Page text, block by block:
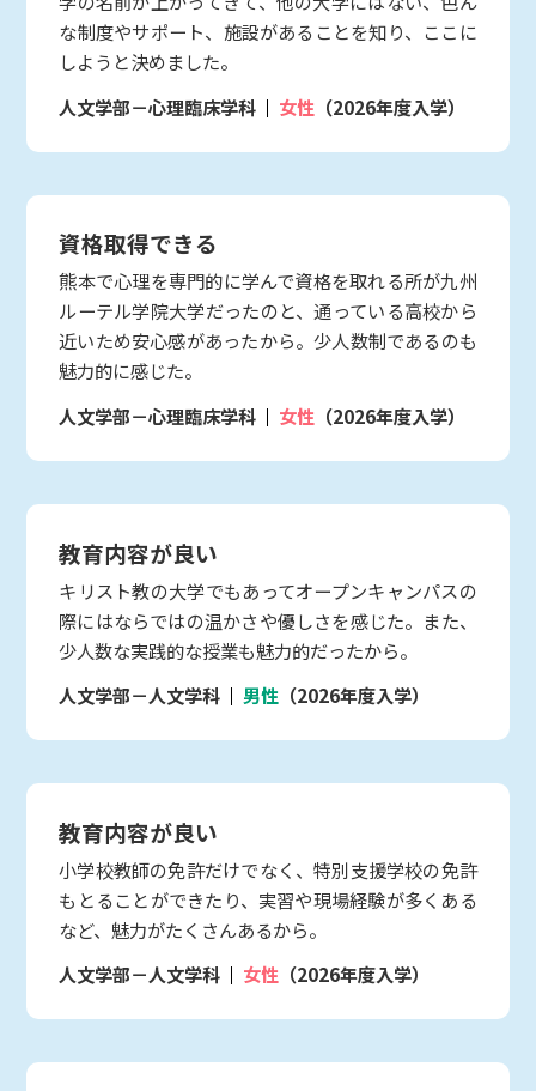
な制度やサポート、施設があることを知り、ここに
しようと決めました。
人文学部－心理臨床学科
女性 （2026年度入学）
資格取得できる
熊本で心理を専門的に学んで資格を取れる所が九州
ルーテル学院大学だったのと、通っている高校から
近いため安心感があったから。少人数制であるのも
魅力的に感じた。
人文学部－心理臨床学科
女性 （2026年度入学）
教育内容が良い
キリスト教の大学でもあってオープンキャンパスの
際にはならではの温かさや優しさを感じた。また、
少人数な実践的な授業も魅力的だったから。
人文学部－人文学科
男性 （2026年度入学）
教育内容が良い
小学校教師の免許だけでなく、特別支援学校の免許
もとることができたり、実習や現場経験が多くある
など、魅力がたくさんあるから。
人文学部－人文学科
女性 （2026年度入学）